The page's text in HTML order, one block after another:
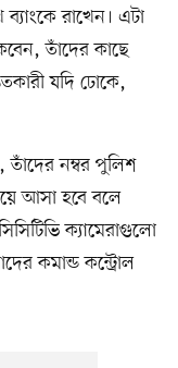
রাখেন। এটা
তাঁদের কাছে
যদি ঢোকে,
তাঁদের নম্বর পুলিশ
আসা হবে বলে
ক্যামেরাগুলো
কমান্ড কন্ট্রোল